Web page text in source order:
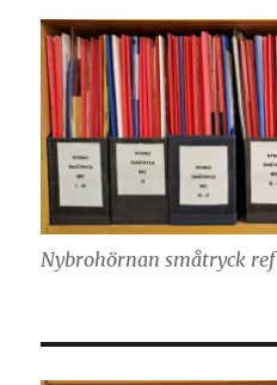
Nybrohörnan småtryck ref